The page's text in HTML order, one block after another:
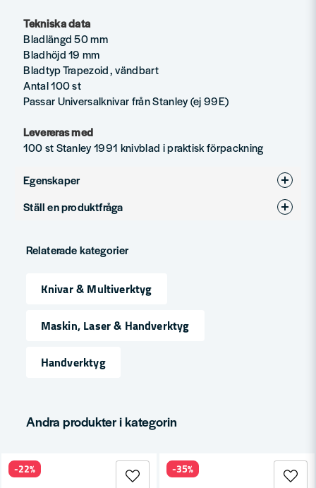
Tekniska data
Bladlängd 50 mm
Bladhöjd 19 mm
Bladtyp Trapezoid, vändbart
Antal 100 st
Passar Universalknivar från Stanley (ej 99E)
Levereras med
100 st Stanley 1991 knivblad i praktisk förpackning
Egenskaper
Produkttyp
Ställ en produktfråga
Fråga oss något om denna produkten...
Namn
email
Relaterade kategorier
Knivar & Multiverktyg
Maskin, Laser & Handverktyg
Handverktyg
Andra produkter i kategorin
-22% -35%